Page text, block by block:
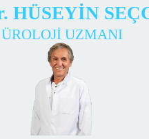
HÜSEYİN
ÜROLOJİ UZMANI